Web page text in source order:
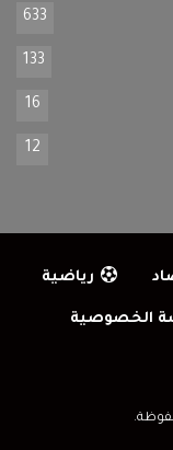
633
133
16
12
رياضية
الخصوصية